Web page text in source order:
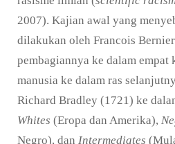
2007). Kajian awal yang
dilakukan oleh Francois
pembagiannya ke dalam empat
manusia ke dalam ras
Richard Bradley (1721) ke
Whites (Eropa dan Amerika),
Negro), dan Intermediates